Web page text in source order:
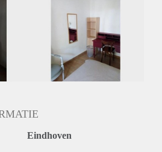
Eindhoven